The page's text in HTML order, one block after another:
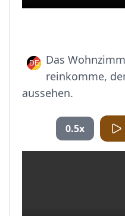
Das
reinkomme,
aussehen.
0.5x